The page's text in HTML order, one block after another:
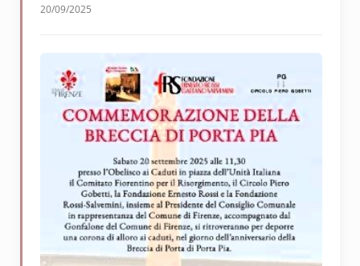
20/09/2025